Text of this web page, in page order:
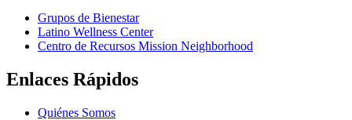
Grupos de Bienestar
Latino Wellness Center
Centro de Recursos Mission Neighborhood
Enlaces Rápidos
Quiénes Somos